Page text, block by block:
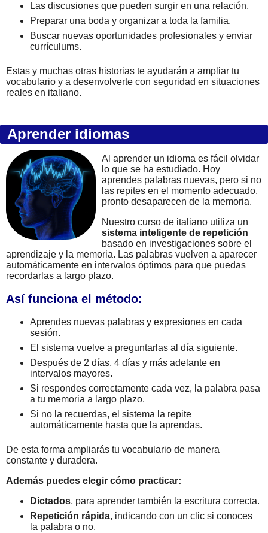
Las discusiones que pueden surgir en una relación.
Preparar una boda y organizar a toda la familia.
Buscar nuevas oportunidades profesionales y enviar
currículums.
Estas y muchas otras historias te ayudarán a ampliar tu
vocabulario y a desenvolverte con seguridad en situaciones
reales en italiano.
Aprender idiomas
Al aprender un idioma es fácil olvidar
lo que se ha estudiado. Hoy
aprendes palabras nuevas, pero si no
las repites en el momento adecuado,
pronto desaparecen de la memoria.
Nuestro curso de italiano utiliza un
sistema inteligente de repetición
basado en investigaciones sobre el
aprendizaje y la memoria. Las palabras vuelven a aparecer
automáticamente en intervalos óptimos para que puedas
recordarlas a largo plazo.
Así funciona el método:
Aprendes nuevas palabras y expresiones en cada
sesión.
El sistema vuelve a preguntarlas al día siguiente.
Después de 2 días, 4 días y más adelante en
intervalos mayores.
Si respondes correctamente cada vez, la palabra pasa
a tu memoria a largo plazo.
Si no la recuerdas, el sistema la repite
automáticamente hasta que la aprendas.
De esta forma ampliarás tu vocabulario de manera
constante y duradera.
Además puedes elegir cómo practicar:
Dictados, para aprender también la escritura correcta.
Repetición rápida, indicando con un clic si conoces
la palabra o no.